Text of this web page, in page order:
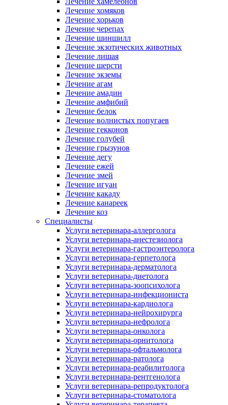
Лечение хомяков
Лечение хорьков
Лечение черепах
Лечение шиншилл
Лечение экзотических животных
Лечение лишая
Лечение шерсти
Лечение экземы
Лечение агам
Лечение амадин
Лечение амфибий
Лечение белок
Лечение волнистых попугаев
Лечение гекконов
Лечение голубей
Лечение грызунов
Лечение дегу
Лечение ежей
Лечение змей
Лечение игуан
Лечение какаду
Лечение канареек
Лечение коз
Специалисты
Услуги ветеринара-аллерголога
Услуги ветеринара-анестезиолога
Услуги ветеринара-гастроэнтеролога
Услуги ветеринара-герпетолога
Услуги ветеринара-дерматолога
Услуги ветеринара-диетолога
Услуги ветеринара-зоопсихолога
Услуги ветеринара-инфекциониста
Услуги ветеринара-кардиолога
Услуги ветеринара-нейрохирурга
Услуги ветеринара-нефролога
Услуги ветеринара-онколога
Услуги ветеринара-орнитолога
Услуги ветеринара-офтальмолога
Услуги ветеринара-ратолога
Услуги ветеринара-реабилитолога
Услуги ветеринара-рентгенолога
Услуги ветеринара-репродуктолога
Услуги ветеринара-стоматолога